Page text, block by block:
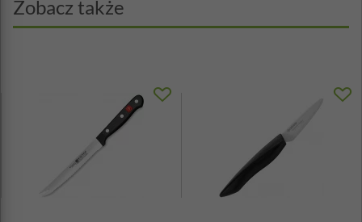
Zobacz także